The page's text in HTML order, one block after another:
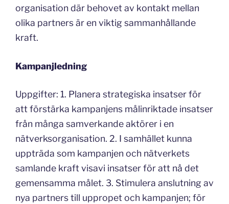
organisation där behovet av kontakt mellan
olika partners är en viktig sammanhållande
kraft.
Kampanjledning
Uppgifter: 1. Planera strategiska insatser för
att förstärka kampanjens målinriktade insatser
från många samverkande aktörer i en
nätverksorganisation. 2. I samhället kunna
uppträda som kampanjen och nätverkets
samlande kraft visavi insatser för att nå det
gemensamma målet. 3. Stimulera anslutning av
nya partners till uppropet och kampanjen; för